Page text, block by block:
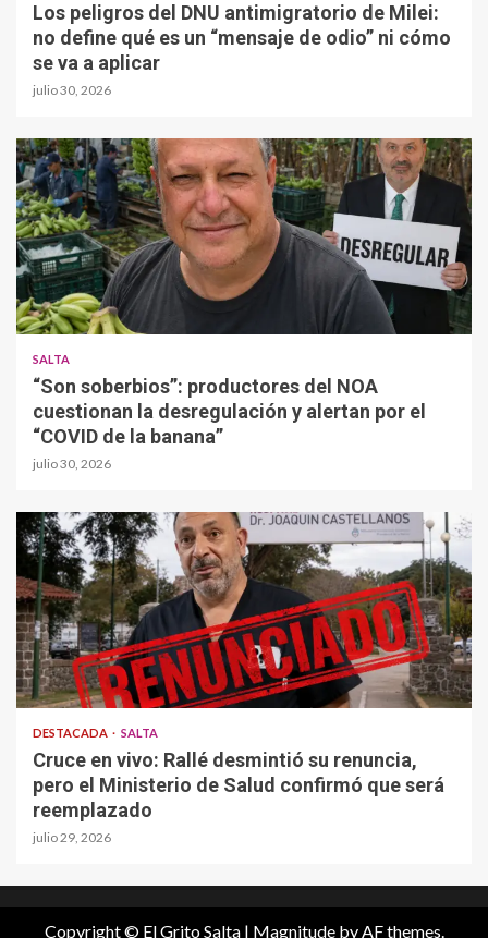
Los peligros del DNU antimigratorio de Milei:
no define qué es un “mensaje de odio” ni cómo
se va a aplicar
julio 30, 2026
SALTA
“Son soberbios”: productores del NOA
cuestionan la desregulación y alertan por el
“COVID de la banana”
julio 30, 2026
DESTACADA SALTA
Cruce en vivo: Rallé desmintió su renuncia,
pero el Ministerio de Salud confirmó que será
reemplazado
julio 29, 2026
Copyright © El Grito Salta | Magnitudeby AF themes.